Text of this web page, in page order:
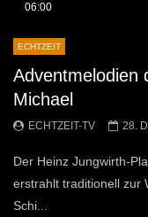
06:00
ECHTZEIT
Adventmelodien
Michael
ECHTZEIT-TV 28.
Der Heinz Jungwirth-
erstrahlt traditionell zur
Schi...